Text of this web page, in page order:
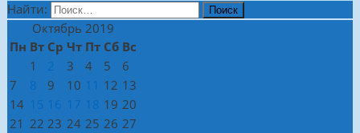
Найти:
Октябрь 2019
Пн Вт Ср Чт Пт Сб Вс
1
2 3 4 5
6
7
8 9 10 11 12 13
14 15 16 17 18 19 20
21 22 23 24 25 26 27